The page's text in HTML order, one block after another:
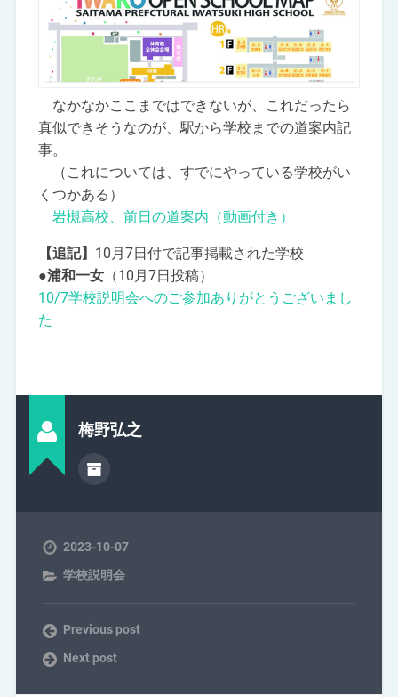
なかなかここまではできないが、これだったら
真似できそうなのが、駅から学校までの道案内記
事。
（これについては、すでにやっている学校がい
くつかある）
岩槻高校、前日の道案内（動画付き）
【追記】 10月7日付で記事掲載された学校
●浦和一女（10月7日投稿）
10/7学校説明会へのご参加ありがとうございまし
た
梅野弘之
2023-10-07
学校説明会
Previous post
Next post